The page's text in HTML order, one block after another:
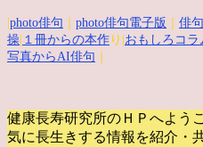
photo俳句 photo俳句電子版 俳
操 １冊からの本作 り| おもしろコラ
写真からAI俳句
健康長寿研究所のＨＰへよう
気に長生きする情報を紹介・